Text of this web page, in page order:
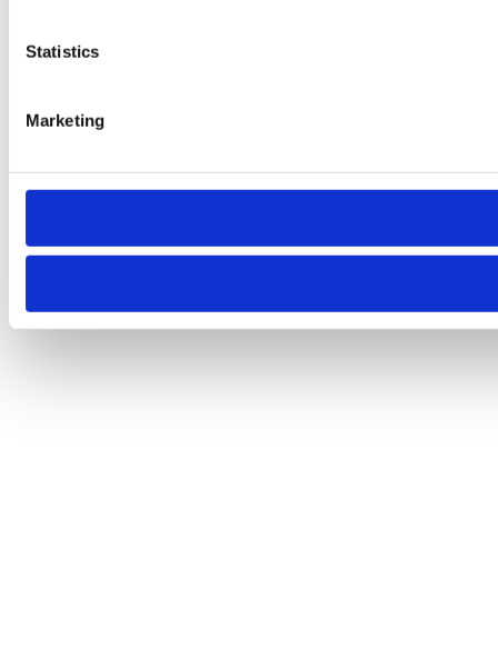
Statistics
Marketing